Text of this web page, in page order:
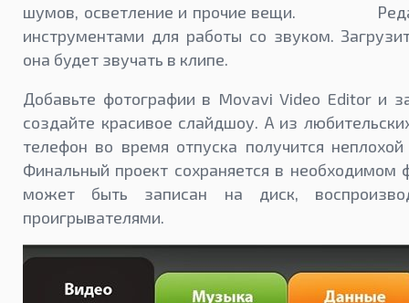
шумов, осветление и прочие вещи.
инструментами для работы со звуком.
она будет звучать в клипе.
Добавьте фотографии в Movavi Video Editor и
создайте красивое слайдшоу. А из
телефон во время отпуска получится
Финальный проект сохраняется в необходимом
может быть записан на диск,
проигрывателями.